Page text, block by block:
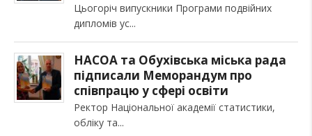
Цьогоріч випускники Програми подвійних
дипломів ус
НАСОА та Обухівська міська рада
підписали Меморандум про
співпрацю у сфері освіти
Ректор Національної академії статистики,
обліку та